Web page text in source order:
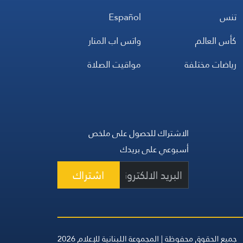
تنس
كأس العالم
رياضات مختلفة
Español
واتس اب المنار
مواقيت الصلاة
الاشتراك للحصول على ملخص
أسبوعي على بريدك
اشتراك
جميع الحقوق محفوظة | المجموعة اللبنانية للإعلام 2026